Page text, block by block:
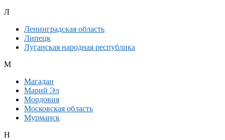
Л
Ленинградская область
Липецк
Луганская народная республика
М
Магадан
Марий Эл
Мордовия
Московская область
Мурманск
Н